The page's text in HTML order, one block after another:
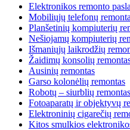
Elektronikos remonto
Mobiliųjų telefonų
Planšetinių kompiuterių
Nešiojamų kompiuterių
Išmaniųjų laikrodžių
Žaidimų konsolių
Ausinių remontas
Garso kolonėlių remontas
Robotų – siurblių remontas
Fotoaparatų ir objektyvų
Elektroninių cigarečių
Kitos smulkios